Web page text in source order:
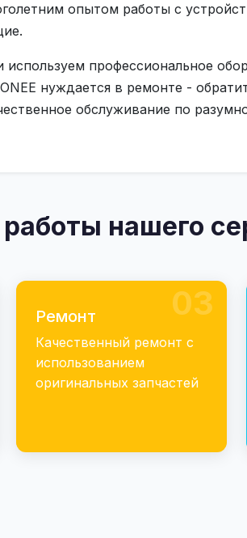
опытом работы с
профессиональное
нуждается в ремонте -
обслуживание по
нашего
03
Ремонт
Качественный ремонт с
использованием
оригинальных запчастей